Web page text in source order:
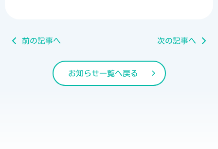
前の記事へ 次の記事へ
お知らせ一覧へ戻る